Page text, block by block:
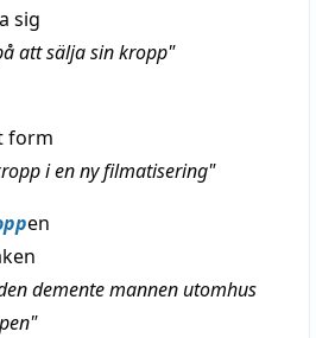
sig
att sälja sin kropp"
form
i en ny filmatisering"
en
demente mannen utomhus